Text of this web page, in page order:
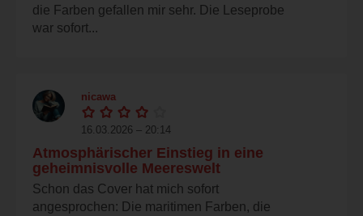
die Farben gefallen mir sehr. Die Leseprobe
war sofort...
nicawa
16.03.2026 – 20:14
Atmosphärischer Einstieg in eine
geheimnisvolle Meereswelt
Schon das Cover hat mich sofort
angesprochen: Die maritimen Farben, die